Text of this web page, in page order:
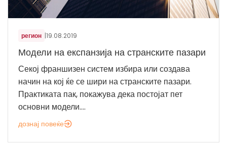
регион |19.08.2019
Модели на експанзија на странските пазари
Секој франшизен систем избира или создава
начин на кој ќе се шири на странските пазари.
Практиката пак, покажува дека постојат пет
основни модели....
дознај повеќе